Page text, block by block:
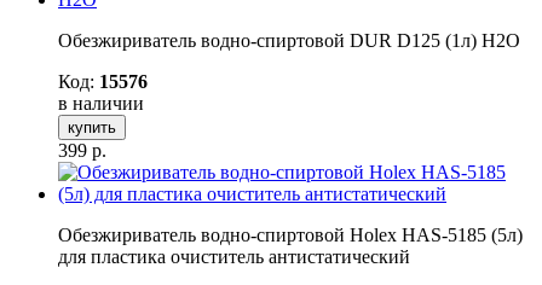
Обезжириватель водно-спиртовой DUR D125 (1л) H2O
Код: 15576
в наличии
купить
399 р.
Обезжириватель водно-спиртовой Holex HAS-5185 (5л)
для пластика очиститель антистатический